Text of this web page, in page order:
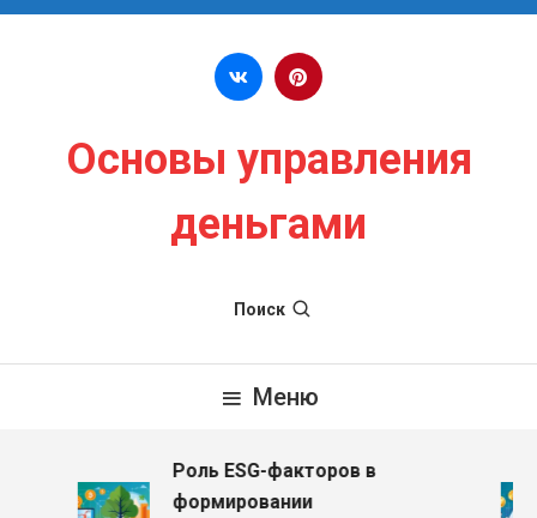
Перейти к содержимому
Основы управления
деньгами
Поиск
Меню
Роль ESG-факторов в
формировании